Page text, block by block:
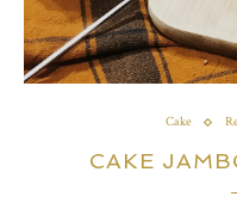
Cake
CAKE